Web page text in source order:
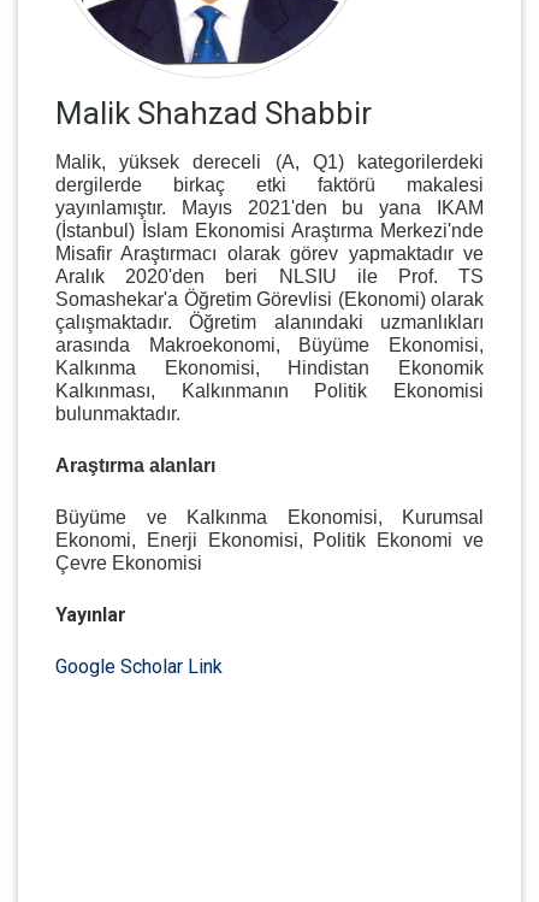
Malik Shahzad Shabbir
Malik, yüksek dereceli (A, Q1) kategorilerdeki
dergilerde birkaç etki faktörü makalesi
yayınlamıştır. Mayıs 2021'den bu yana IKAM
(İstanbul) İslam Ekonomisi Araştırma Merkezi'nde
Misafir Araştırmacı olarak görev yapmaktadır ve
Aralık 2020'den beri NLSIU ile Prof. TS
Somashekar'a Öğretim Görevlisi (Ekonomi) olarak
çalışmaktadır. Öğretim alanındaki uzmanlıkları
arasında Makroekonomi, Büyüme Ekonomisi,
Kalkınma Ekonomisi, Hindistan Ekonomik
Kalkınması, Kalkınmanın Politik Ekonomisi
bulunmaktadır.
Araştırma alanları
Büyüme ve Kalkınma Ekonomisi, Kurumsal
Ekonomi, Enerji Ekonomisi, Politik Ekonomi ve
Çevre Ekonomisi
Yayınlar
Google Scholar Link